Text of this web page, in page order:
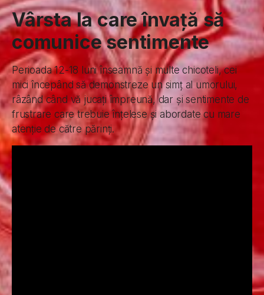
Vârsta la care învață să
comunice sentimente
Perioada 12-18 luni înseamnă și multe chicoteli, cei
mici începând să demonstreze un simț al umorului,
râzând când vă jucați împreună, dar și sentimente de
frustrare care trebuie înțelese și abordate cu mare
atenție de către părinți.